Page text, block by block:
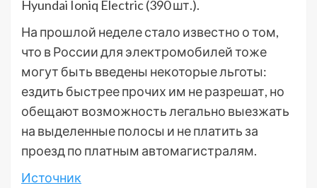
Hyundai Ioniq Electric (390 шт.).
На прошлой неделе стало известно о том,
что в России для электромобилей тоже
могут быть введены некоторые льготы:
ездить быстрее прочих им не разрешат, но
обещают возможность легально выезжать
на выделенные полосы и не платить за
проезд по платным автомагистралям.
Источник